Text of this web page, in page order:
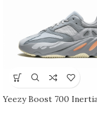
Yeezy Boost 700